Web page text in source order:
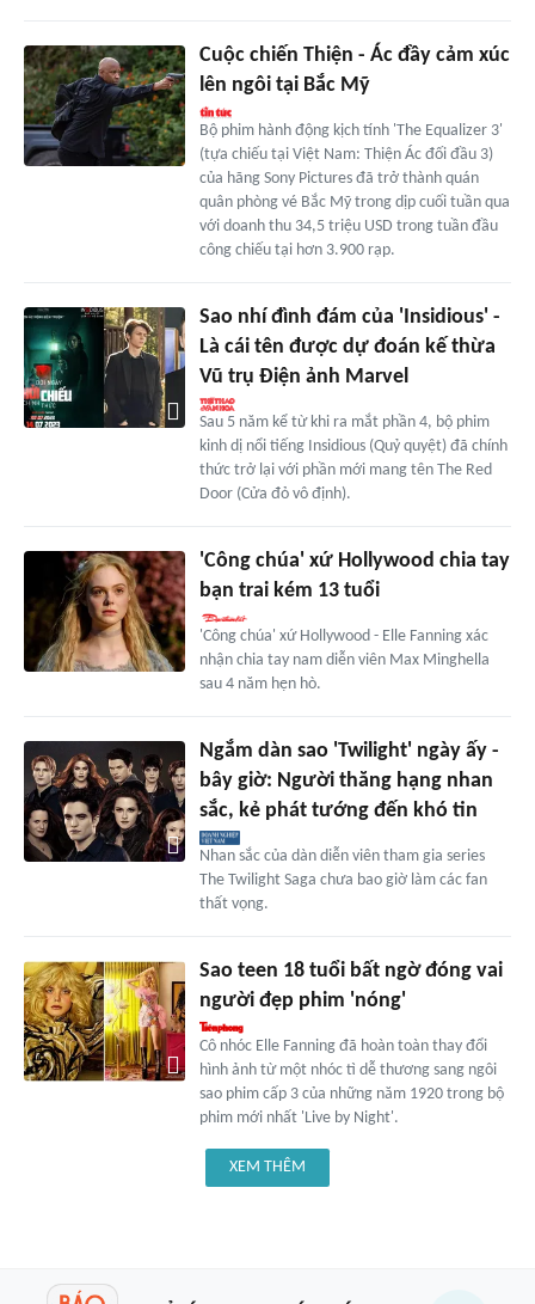
Cuộc chiến Thiện - Ác đầy cảm xúc
lên ngôi tại Bắc Mỹ
Bộ phim hành động kịch tính 'The Equalizer 3'
(tựa chiếu tại Việt Nam: Thiện Ác đối đầu 3)
của hãng Sony Pictures đã trở thành quán
quân phòng vé Bắc Mỹ trong dịp cuối tuần qua
với doanh thu 34,5 triệu USD trong tuần đầu
công chiếu tại hơn 3.900 rạp.
Sao nhí đình đám của 'Insidious' -
Là cái tên được dự đoán kế thừa
Vũ trụ Điện ảnh Marvel
Sau 5 năm kể từ khi ra mắt phần 4, bộ phim
kinh dị nổi tiếng Insidious (Quỷ quyệt) đã chính
thức trở lại với phần mới mang tên The Red
Door (Cửa đỏ vô định).
'Công chúa' xứ Hollywood chia tay
bạn trai kém 13 tuổi
'Công chúa' xứ Hollywood - Elle Fanning xác
nhận chia tay nam diễn viên Max Minghella
sau 4 năm hẹn hò.
Ngắm dàn sao 'Twilight' ngày ấy -
bây giờ: Người thăng hạng nhan
sắc, kẻ phát tướng đến khó tin
Nhan sắc của dàn diễn viên tham gia series
The Twilight Saga chưa bao giờ làm các fan
thất vọng.
Sao teen 18 tuổi bất ngờ đóng vai
người đẹp phim 'nóng'
Cô nhóc Elle Fanning đã hoàn toàn thay đổi
hình ảnh từ một nhóc tì dễ thương sang ngôi
sao phim cấp 3 của những năm 1920 trong bộ
phim mới nhất 'Live by Night'.
XEM THÊM